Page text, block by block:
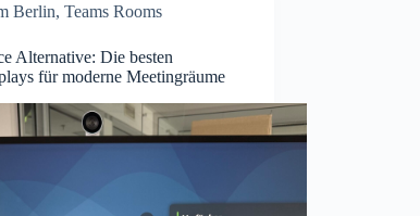
Berlin,Teams Rooms
Alternative: Die besten
für moderne Meetingräume